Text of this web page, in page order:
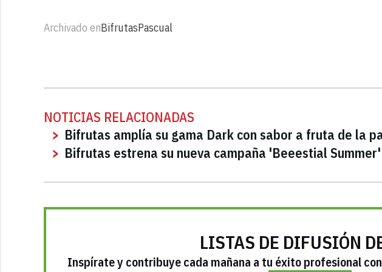
Archivado enBifrutasPascual
NOTICIAS RELACIONADAS
Bifrutas amplía su gama Dark con sabor a fruta de la
Bifrutas estrena su nueva campaña 'Beeestial
LISTAS DE DIFUSIÓN
Inspírate y contribuye cada mañana a tu éxito profesional